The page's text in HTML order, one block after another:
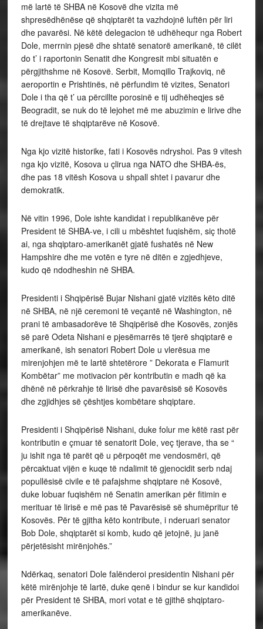
më lartë të SHBA në Kosovë dhe vizita më
shpresëdhënëse që shqiptarët ta vazhdojnë luftën për liri
dhe pavarësi. Në këtë delegacion të udhëhequr nga Robert
Dole, merrnin pjesë dhe shtatë senatorë amerikanë, të cilët
do t’ i raportonin Senatit dhe Kongresit mbi situatën e
përgjithshme në Kosovë. Serbit, Momqillo Trajkoviq, në
aeroportin e Prishtinës, në përfundim të vizites, Senatori
Dole i tha që t’ ua përcillte porosinë e tij udhëheqjes së
Beogradit, se nuk do të lejohet më me abuzimin e lirive dhe
të drejtave të shqiptarëve në Kosovë.
Nga kjo vizitë historike, fati i Kosovës ndryshoi. Pas 9 vitesh
nga kjo vizitë, Kosova u çlirua nga NATO dhe SHBA-ës,
dhe pas 18 vitësh Kosova u shpall shtet i pavarur dhe
demokratik.
Në vitin 1996, Dole ishte kandidat i republikanëve për
President të SHBA-ve, i cili u mbështet fuqishëm, siç thotë
ai, nga shqiptaro-amerikanët gjatë fushatës në New
Hampshire dhe me votën e tyre në ditën e zgjedhjeve,
kudo që ndodheshin në SHBA.
Presidenti i Shqipërisë Bujar Nishani gjatë vizitës këto ditë
në SHBA, në një ceremoni të veçantë në Washington, në
prani të ambasadorëve të Shqipërisë dhe Kosovës, zonjës
së parë Odeta Nishani e pjesëmarrës të tjerë shqiptarë e
amerikanë, ish senatori Robert Dole u vlerësua me
mirenjohjen më te lartë shtetërore ” Dekorata e Flamurit
Kombëtar” me motivacion për kontributin e madh që ka
dhënë në përkrahje të lirisë dhe pavarësisë së Kosovës
dhe zgjidhjes së çështjes kombëtare shqiptare.
Presidenti i Shqipërisë Nishani, duke folur me këtë rast për
kontributin e çmuar të senatorit Dole, veç tjerave, tha se “
ju ishit nga të parët që u përpoqët me vendosmëri, që
përcaktuat vijën e kuqe të ndalimit të gjenocidit serb ndaj
popullësisë civile e të pafajshme shqiptare në Kosovë,
duke lobuar fuqishëm në Senatin amerikan për fitimin e
merituar të lirisë e më pas të Pavarësisë së shumëpritur të
Kosovës. Për të gjitha këto kontribute, i nderuari senator
Bob Dole, shqiptarët si komb, kudo që jetojnë, ju janë
përjetësisht mirënjohës.”
Ndërkaq, senatori Dole falënderoi presidentin Nishani për
këtë mirënjohje të lartë, duke qenë i bindur se kur kandidoi
për President të SHBA, mori votat e të gjithë shqiptaro-
amerikanëve.